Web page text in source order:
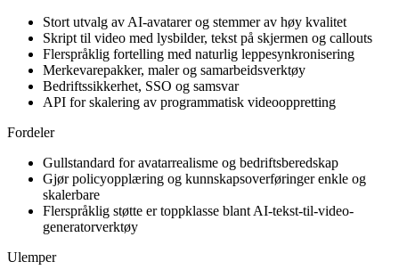
Stort utvalg av AI-avatarer og stemmer av høy kvalitet
Skript til video med lysbilder, tekst på skjermen og callouts
Flerspråklig fortelling med naturlig leppesynkronisering
Merkevarepakker, maler og samarbeidsverktøy
Bedriftssikkerhet, SSO og samsvar
API for skalering av programmatisk videooppretting
Fordeler
Gullstandard for avatarrealisme og bedriftsberedskap
Gjør policyopplæring og kunnskapsoverføringer enkle og
skalerbare
Flerspråklig støtte er toppklasse blant AI-tekst-til-video-
generatorverktøy
Ulemper